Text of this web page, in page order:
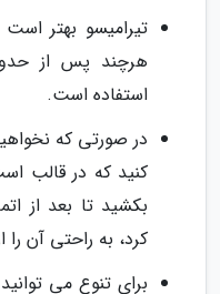
هرچند پس از
استفاده است.
در صورتی که
کنید که در قالب
بکشید تا بعد از
کرد، به راحتی آن را
برای تنوع می